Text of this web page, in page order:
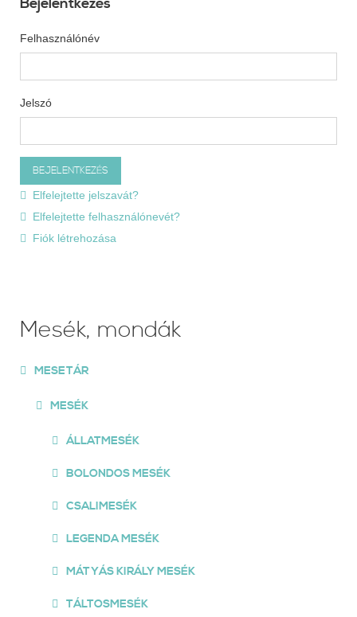
Bejelentkezés
Felhasználónév
Jelszó
Elfelejtette jelszavát?
Elfelejtette felhasználónevét?
Fiók létrehozása
Mesék, mondák
MESETÁR
MESÉK
ÁLLATMESÉK
BOLONDOS MESÉK
CSALIMESÉK
LEGENDA MESÉK
MÁTYÁS KIRÁLY MESÉK
TÁLTOSMESÉK